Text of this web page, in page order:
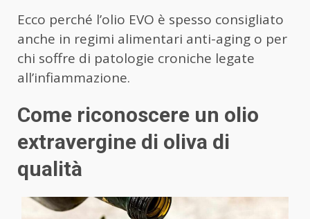
Ecco perché l’olio EVO è spesso consigliato
anche in regimi alimentari anti-aging o per
chi soffre di patologie croniche legate
all’infiammazione.
Come riconoscere un olio
extravergine di oliva di
qualità